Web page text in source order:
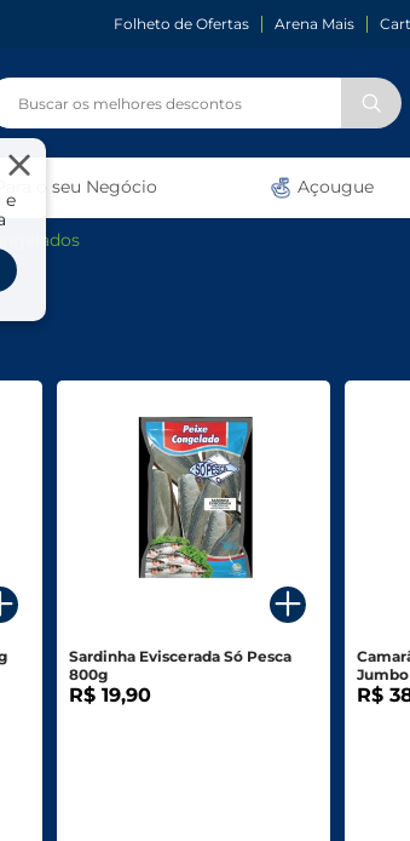
Folheto de Ofertas Arena Mais
e
Para o seu Negócio Açougue
Sardinha Eviscerada Só Pesca
800g
R$ 19,90 R$